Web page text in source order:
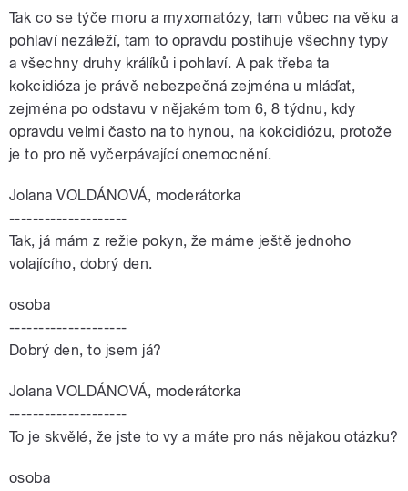
Tak co se týče moru a myxomatózy, tam vůbec na věku a
pohlaví nezáleží, tam to opravdu postihuje všechny typy
a všechny druhy králíků i pohlaví. A pak třeba ta
kokcidióza je právě nebezpečná zejména u mláďat,
zejména po odstavu v nějakém tom 6, 8 týdnu, kdy
opravdu velmi často na to hynou, na kokcidiózu, protože
je to pro ně vyčerpávající onemocnění.
Jolana VOLDÁNOVÁ, moderátorka
--------------------
Tak, já mám z režie pokyn, že máme ještě jednoho
volajícího, dobrý den.
osoba
--------------------
Dobrý den, to jsem já?
Jolana VOLDÁNOVÁ, moderátorka
--------------------
To je skvělé, že jste to vy a máte pro nás nějakou otázku?
osoba